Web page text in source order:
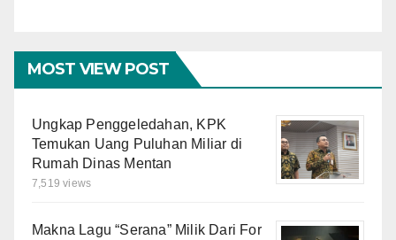
MOST VIEW POST
Ungkap Penggeledahan, KPK
Temukan Uang Puluhan Miliar di
Rumah Dinas Mentan
7,519 views
Makna Lagu “Serana” Milik Dari For